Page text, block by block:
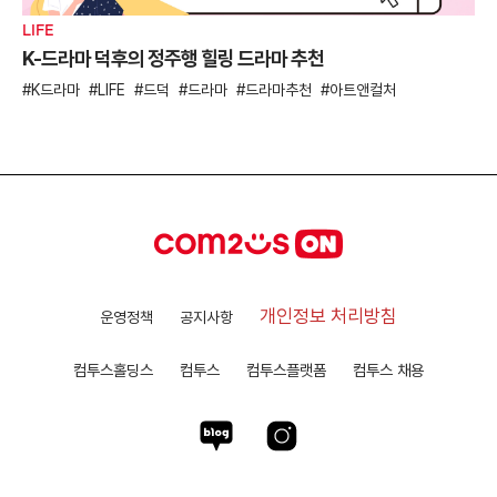
LIFE
K-드라마 덕후의 정주행 힐링 드라마 추천
K드라마 LIFE 드덕 드라마 드라마추천 아트앤컬처
운영정책 공지사항 개인정보 처리방침
컴투스홀딩스 컴투스 컴투스플랫폼 컴투스 채용